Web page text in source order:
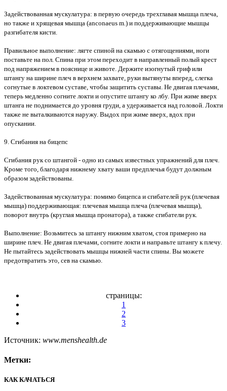
Задействованная мускулатура: в первую очередь трехглавая мышца плеча,
но также и хрящевая мышца (anconaeus m.) и поддерживающие мышцы
разгибателя кисти.
Правильное выполнение: лягте спиной на скамью с отягощениями, ноги
поставьте на пол. Спина при этом переходит в направленный полый крест
под напряжением в пояснице и животе. Держите изогнутый гриф или
штангу на ширине плеч в верхнем захвате, руки вытянуты вперед, слегка
согнутые в локтевом суставе, чтобы защитить суставы. Не двигая плечами,
теперь медленно согните локти и опустите штангу ко лбу. При жиме вверх
штанга не поднимается до уровня груди, а удерживается над головой. Локти
также не выталкиваются наружу. Выдох при жиме вверх, вдох при
опускании.
9. Сгибания на бицепс
Сгибания рук со штангой - одно из самых известных упражнений для плеч.
Кроме того, благодаря нижнему хвату ваши предплечья будут должным
образом задействованы.
Задействованная мускулатура: помимо бицепса и сгибателей рук (плечевая
мышца) поддерживающая: плечевая мышца плеча (плечевая мышца),
поворот внутрь (круглая мышца пронатора), а также сгибатели рук.
Выполнение: Возьмитесь за штангу нижним хватом, стоя примерно на
ширине плеч. Не двигая плечами, согните локти и направьте штангу к плечу.
Не пытайтесь задействовать мышцы нижней части спины. Вы можете
предотвратить это, сев на скамью.
страницы:
1
2
3
Источник: www.menshealth.de
Метки:
КАК КАЧАТЬСЯ